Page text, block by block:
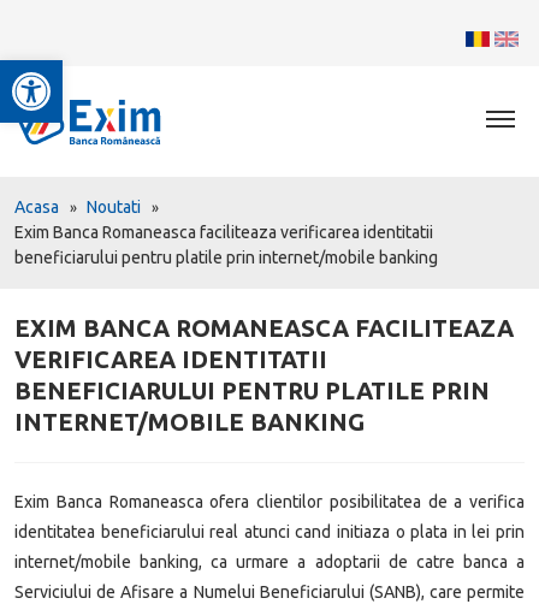
Deschide bara de unelte
Acasa
Noutati
Exim Banca Romaneasca faciliteaza verificarea identitatii
beneficiarului pentru platile prin internet/mobile banking
EXIM BANCA ROMANEASCA FACILITEAZA
VERIFICAREA IDENTITATII
BENEFICIARULUI PENTRU PLATILE PRIN
INTERNET/MOBILE BANKING
Exim Banca Romaneasca ofera clientilor posibilitatea de a verifica
identitatea beneficiarului real atunci cand initiaza o plata in lei prin
internet/mobile banking, ca urmare a adoptarii de catre banca a
Serviciului de Afisare a Numelui Beneficiarului (SANB), care permite